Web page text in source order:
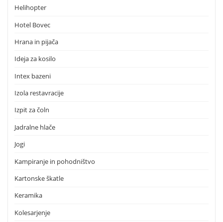
Helihopter
Hotel Bovec
Hrana in pijača
Ideja za kosilo
Intex bazeni
Izola restavracije
Izpit za čoln
Jadralne hlače
Jogi
Kampiranje in pohodništvo
Kartonske škatle
Keramika
Kolesarjenje